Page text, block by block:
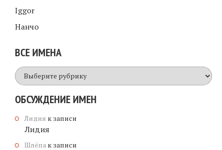
Iggor
Нанчо
ВСЕ ИМЕНА
Все
имена
ОБСУЖДЕНИЕ ИМЕН
Лидия к записи
Лидия
Шлёпа к записи